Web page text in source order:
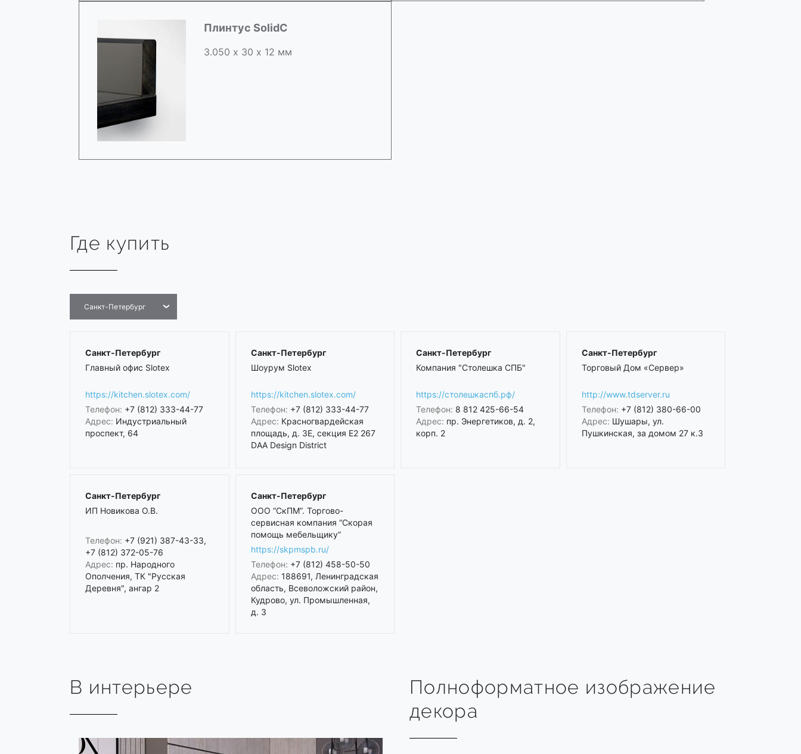
Плинтус SolidC
3.050 х 30 х 12 мм
Где купить
Санкт-Петербург
Санкт-Петербург
Главный офис Slotex
https://kitchen.slotex.com/
Телефон: +7 (812) 333-44-77
Адрес: Индустриальный
проспект, 64
Санкт-Петербург
Шоурум Slotex
https://kitchen.slotex.com/
Телефон: +7 (812) 333-44-77
Адрес: Красногвардейская
площадь, д. 3Е, секция Е2 267
DAA Design District
Санкт-Петербург
Компания "Столешка СПБ"
https://столешкаспб.рф/
Телефон: 8 812 425-66-54
Адрес: пр. Энергетиков, д. 2,
корп. 2
Санкт-Петербург
Торговый Дом «Сервер»
http://www.tdserver.ru
Телефон: +7 (812) 380-66-00
Адрес: Шушары, ул.
Пушкинская, за домом 27 к.3
Санкт-Петербург
ИП Новикова О.В.
Телефон: +7 (921) 387-43-33,
+7 (812) 372-05-76
Адрес: пр. Народного
Ополчения, ТК "Русская
Деревня", ангар 2
Санкт-Петербург
ООО “СкПМ”. Торгово-
сервисная компания “Скорая
помощь мебельщику”
https://skpmspb.ru/
Телефон: +7 (812) 458-50-50
Адрес: 188691, Ленинградская
область, Всеволожский район,
Кудрово, ул. Промышленная,
д. 3
В интерьере
Полноформатное изображение
декора